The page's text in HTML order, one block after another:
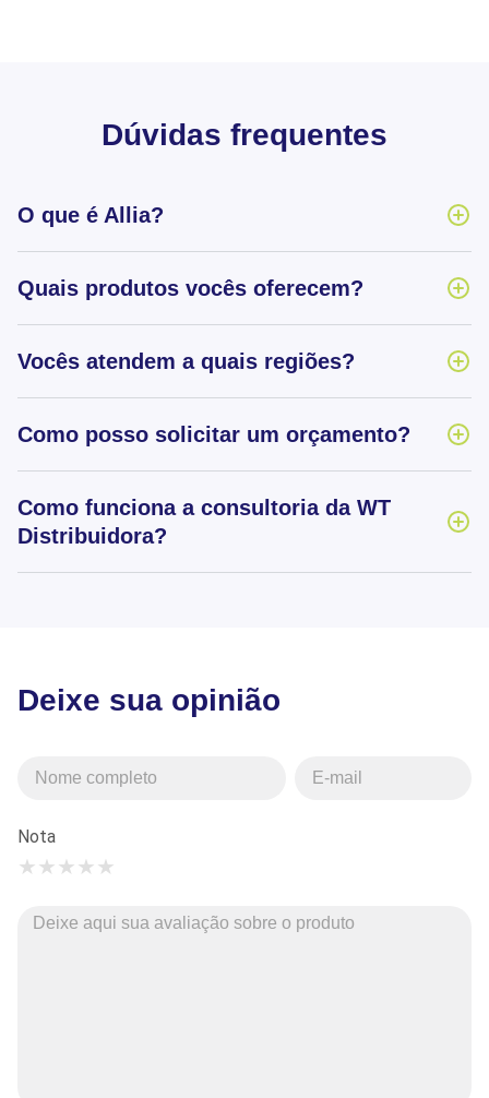
Dúvidas frequentes
O que é Allia?
Quais produtos vocês oferecem?
Vocês atendem a quais regiões?
Como posso solicitar um orçamento?
Como funciona a consultoria da WT
Distribuidora?
Deixe sua opinião
Nota
★
★
★
★
★